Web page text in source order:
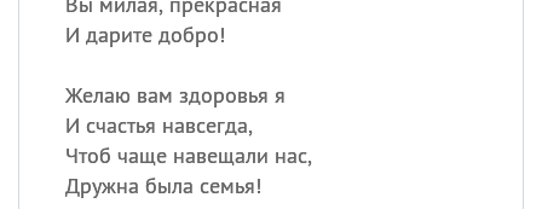
И дарите добро!
Желаю вам здоровья я
И счастья навсегда,
Чтоб чаще навещали нас,
Дружна была семья!